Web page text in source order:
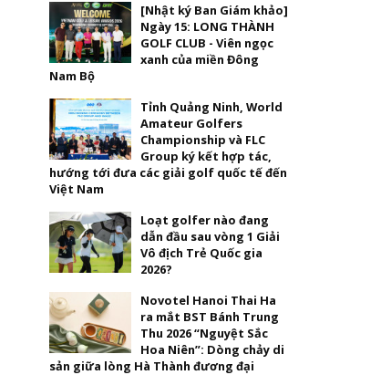
[Nhật ký Ban Giám khảo]
Ngày 15: LONG THÀNH
GOLF CLUB - Viên ngọc
xanh của miền Đông
Nam Bộ
Tỉnh Quảng Ninh, World
Amateur Golfers
Championship và FLC
Group ký kết hợp tác,
hướng tới đưa các giải golf quốc tế đến
Việt Nam
Loạt golfer nào đang
dẫn đầu sau vòng 1 Giải
Vô địch Trẻ Quốc gia
2026?
Novotel Hanoi Thai Ha
ra mắt BST Bánh Trung
Thu 2026 “Nguyệt Sắc
Hoa Niên”: Dòng chảy di
sản giữa lòng Hà Thành đương đại